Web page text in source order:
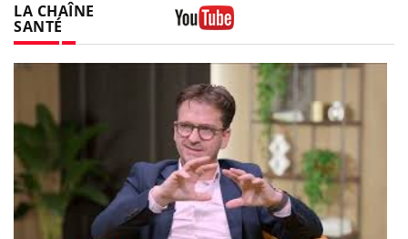
LA CHAÎNE
SANTÉ
Youtube